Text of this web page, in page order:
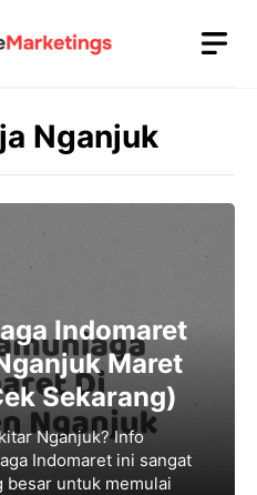
Nganjuk
Indomaret
Maret
Sekarang)
Nganjuk? Info
Indomaret ini sangat
besar untuk memulai